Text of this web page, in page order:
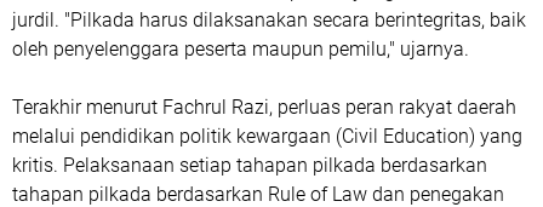
jurdil. "Pilkada harus dilaksanakan secara berintegritas, baik
oleh penyelenggara peserta maupun pemilu," ujarnya.
Terakhir menurut Fachrul Razi, perluas peran rakyat daerah
melalui pendidikan politik kewargaan (Civil Education) yang
kritis. Pelaksanaan setiap tahapan pilkada berdasarkan
tahapan pilkada berdasarkan Rule of Law dan penegakan